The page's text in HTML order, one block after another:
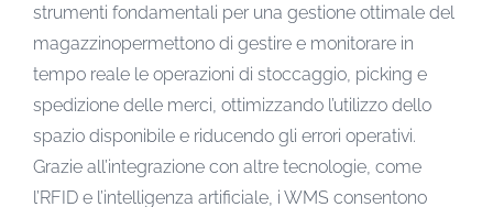
strumenti fondamentali per una gestione ottimale del
magazzinopermettono di gestire e monitorare in
tempo reale le operazioni di stoccaggio, picking e
spedizione delle merci, ottimizzando l’utilizzo dello
spazio disponibile e riducendo gli errori operativi.
Grazie all’integrazione con altre tecnologie, come
l’RFID e l’intelligenza artificiale, i WMS consentono